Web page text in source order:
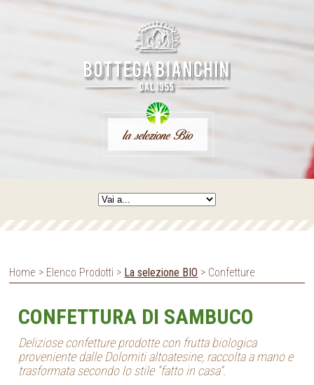
Home > Elenco Prodotti > La selezione BIO > Confetture
CONFETTURA DI SAMBUCO
Deliziose confetture prodotte con frutta biologica
proveniente dalle Dolomiti altoatesine, raccolta a mano e
trasformata secondo lo stile “fatto in casa”.